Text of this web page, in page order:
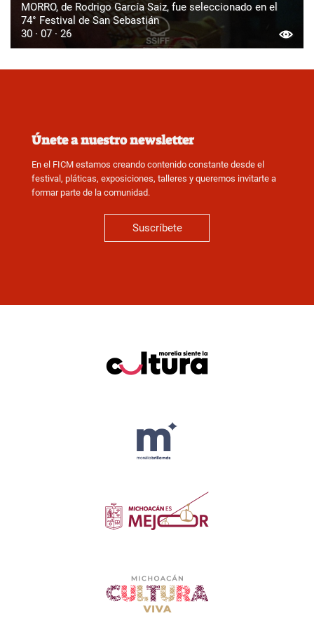
MORRO, de Rodrigo García Saiz, fue seleccionado en el
74° Festival de San Sebastián
30 · 07 · 26
Únete a nuestro newsletter
En el FICM estamos creando contenido constante desde el
festival, pláticas, exposiciones, talleres y queremos invitarte a
formar parte de la comunidad.
Suscríbete